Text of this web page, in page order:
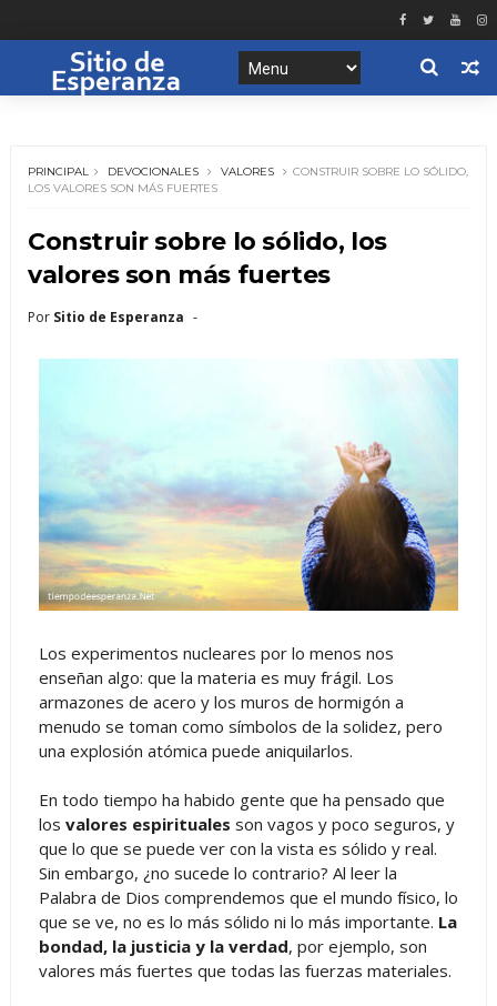
PRINCIPAL DEVOCIONALES VALORES
CONSTRUIR SOBRE LO SÓLIDO,
LOS VALORES SON MÁS FUERTES
Construir sobre lo sólido, los
valores son más fuertes
Por Sitio de Esperanza
Los experimentos nucleares por lo menos nos
enseñan algo: que la materia es muy frágil. Los
armazones de acero y los muros de hormigón a
menudo se toman como símbolos de la solidez, pero
una explosión atómica puede aniquilarlos.
En todo tiempo ha habido gente que ha pensado que
los valores espirituales son vagos y poco seguros, y
que lo que se puede ver con la vista es sólido y real.
Sin embargo, ¿no sucede lo contrario? Al leer la
Palabra de Dios comprendemos que el mundo físico, lo
que se ve, no es lo más sólido ni lo más importante. La
bondad, la justicia y la verdad, por ejemplo, son
valores más fuertes que todas las fuerzas materiales.